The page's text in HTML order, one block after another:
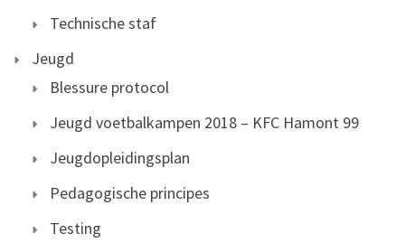
Technische staf
Jeugd
Blessure protocol
Jeugd voetbalkampen 2018 – KFC Hamont 99
Jeugdopleidingsplan
Pedagogische principes
Testing